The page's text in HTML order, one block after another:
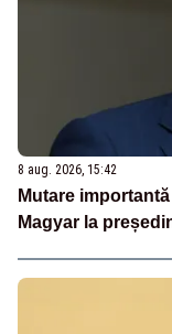
8 aug. 2026, 15:42
Mutare
Magyar la